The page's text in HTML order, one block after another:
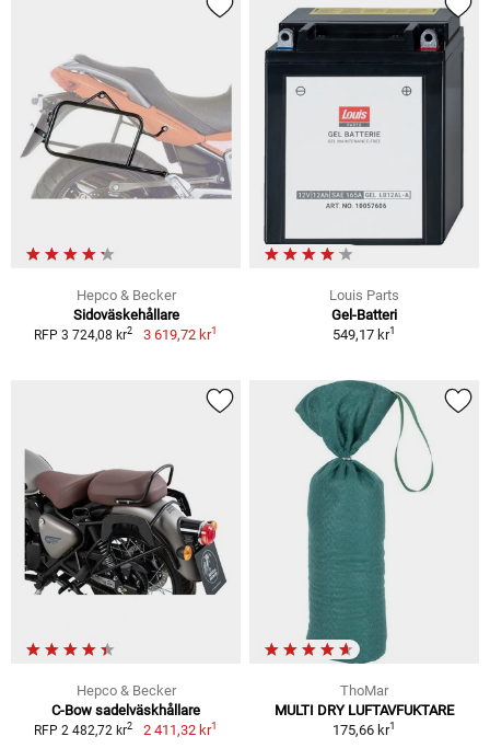
Hepco & Becker
Sidoväskehållare
RFP 3 724,08 kr2 3 619,72 kr1
Louis Parts
Gel-Batteri
549,17 kr1
Hepco & Becker
C-Bow sadelväskhållare
RFP 2 482,72 kr2 2 411,32 kr1
ThoMar
MULTI DRY LUFTAVFUKTARE
175,66 kr1